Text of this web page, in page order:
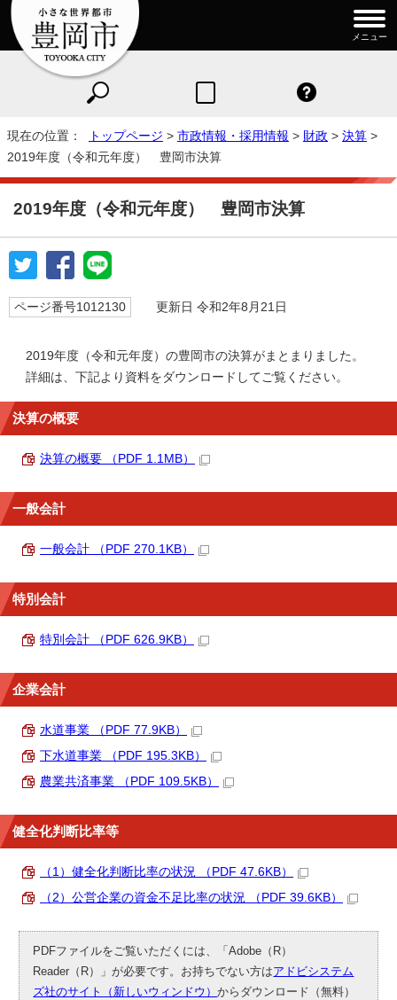
メニュー
現在の位置： トップページ > 市政情報・採用情報 > 財政 > 決算 >
2019年度（令和元年度） 豊岡市決算
2019年度（令和元年度） 豊岡市決算
ページ番号1012130 更新日 令和2年8月21日
2019年度（令和元年度）の豊岡市の決算がまとまりました。
詳細は、下記より資料をダウンロードしてご覧ください。
決算の概要
決算の概要 （PDF 1.1MB）
一般会計
一般会計 （PDF 270.1KB）
特別会計
特別会計 （PDF 626.9KB）
企業会計
水道事業 （PDF 77.9KB）
下水道事業 （PDF 195.3KB）
農業共済事業 （PDF 109.5KB）
健全化判断比率等
（1）健全化判断比率の状況 （PDF 47.6KB）
（2）公営企業の資金不足比率の状況 （PDF 39.6KB）
PDFファイルをご覧いただくには、「Adobe（R）
Reader（R）」が必要です。お持ちでない方はアドビシステム
ズ社のサイト（新しいウィンドウ）からダウンロード（無料）